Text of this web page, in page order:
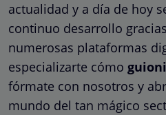
actualidad y a día de hoy
continuo desarrollo
numerosas plataformas
especializarte cómo
fórmate con nosotros y
mundo del tan mágico